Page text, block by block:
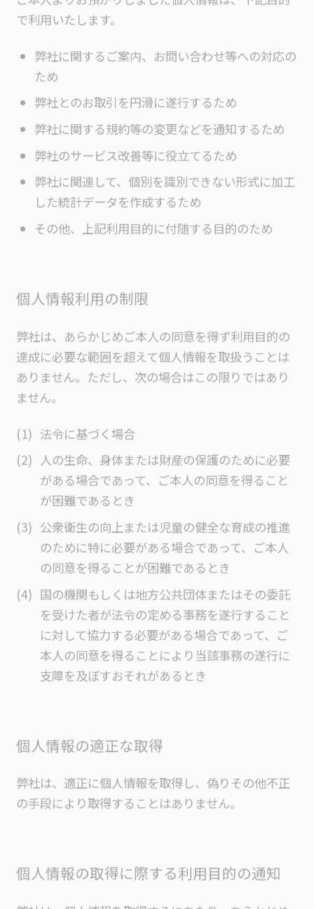
で利用いたします。
弊社に関するご案内、お問い合わせ等への対応の
ため
弊社とのお取引を円滑に遂行するため
弊社に関する規約等の変更などを通知するため
弊社のサービス改善等に役立てるため
弊社に関連して、個別を識別できない形式に加工
した統計データを作成するため
その他、上記利用目的に付随する目的のため
個人情報利用の制限
弊社は、あらかじめご本人の同意を得ず利用目的の
達成に必要な範囲を超えて個人情報を取扱うことは
ありません。ただし、次の場合はこの限りではあり
ません。
法令に基づく場合
人の生命、身体または財産の保護のために必要
がある場合であって、ご本人の同意を得ること
が困難であるとき
公衆衛生の向上または児童の健全な育成の推進
のために特に必要がある場合であって、ご本人
の同意を得ることが困難であるとき
国の機関もしくは地方公共団体またはその委託
を受けた者が法令の定める事務を遂行すること
に対して協力する必要がある場合であって、ご
本人の同意を得ることにより当該事務の遂行に
支障を及ぼすおそれがあるとき
個人情報の適正な取得
弊社は、適正に個人情報を取得し、偽りその他不正
の手段により取得することはありません。
個人情報の取得に際する利用目的の通知
弊社は、個人情報を取得するにあたり、あらかじめ